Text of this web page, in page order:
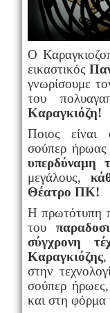
Ο
εικαστικός
γνωρίσουμε
του
Καραγκιόζη!
Ποιος
σούπερ ήρωας
υπερδύναμη
μεγάλους,
Θέατρο ΠΚ!
Η πρωτότυπη
του
σύγχρονη
Καραγκιόζης
στην
σούπερ ήρωες,
και στη φόρμα